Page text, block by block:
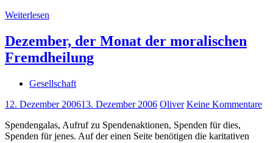
Weiterlesen
Dezember, der Monat der moralischen
Fremdheilung
Gesellschaft
12. Dezember 200613. Dezember 2006 Oliver Keine Kommentare
Spendengalas, Aufruf zu Spendenaktionen, Spenden für dies,
Spenden für jenes. Auf der einen Seite benötigen die karitativen